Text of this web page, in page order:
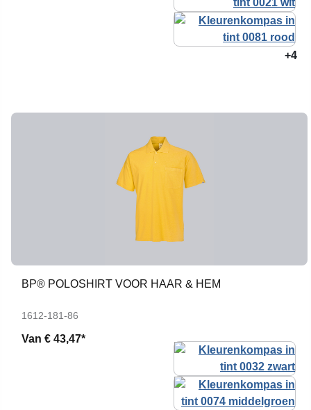
+4
BP® POLOSHIRT VOOR HAAR & HEM
1612-181-86
Van € 43,47*